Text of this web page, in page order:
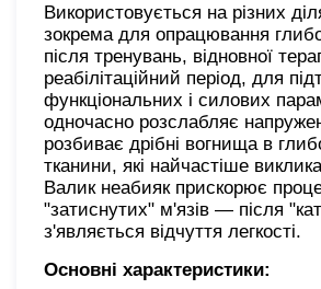
Використовується на різних
зокрема для опрацювання
після тренувань, відновної
реабілітаційний період, для
функціональних і силових
одночасно розслабляє
розбиває дрібні вогнища в
тканини, які найчастіше
Валик неабияк прискорює
"затиснутих" м'язів — після
з'являється відчуття легкості.
Основні характеристики: